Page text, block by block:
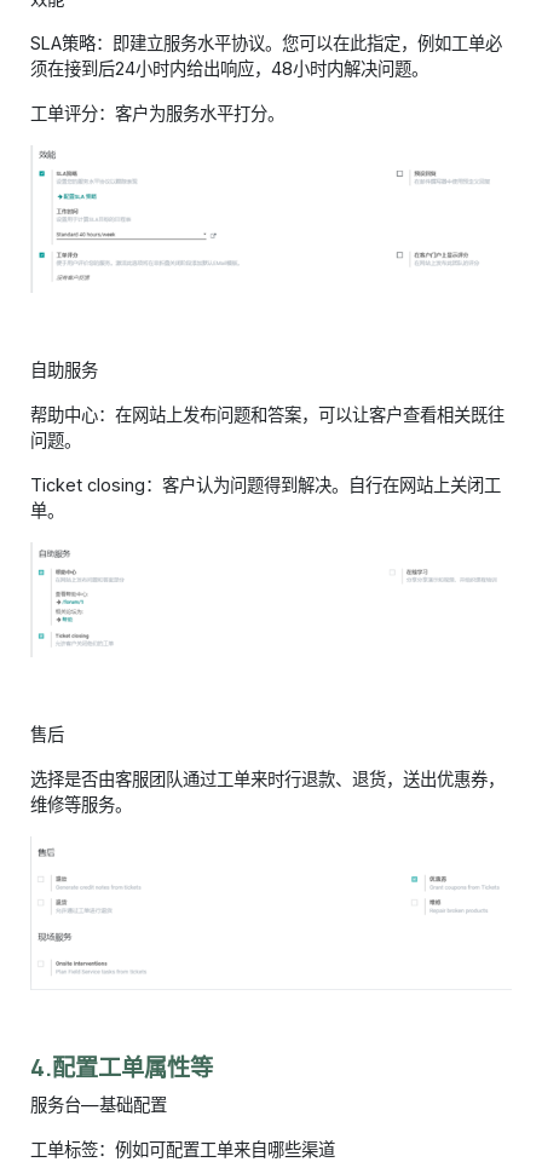
SLA策略：即建立服务水平协议。您可以在此指定，例如工单必
须在接到后24小时内给出响应，48小时内解决问题。
工单评分：客户为服务水平打分。
自助服务
帮助中心：在网站上发布问题和答案，可以让客户查看相关既往
问题。
Ticket closing：客户认为问题得到解决。自行在网站上关闭工
单。
售后
选择是否由客服团队通过工单来时行退款、退货，送出优惠券，
维修等服务。
4.配置工单属性等
服务台—基础配置
工单标签：例如可配置工单来自哪些渠道